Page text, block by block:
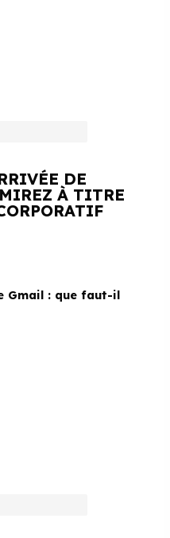
DE
À TITRE